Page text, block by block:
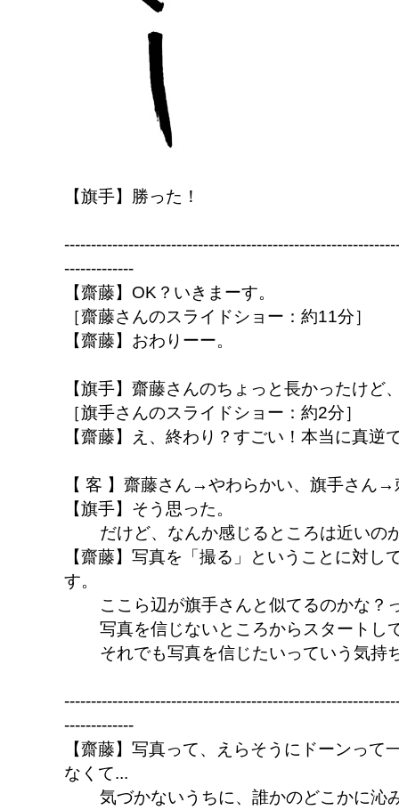
【旗手】勝った！
-------------
【齋藤】OK？いきまーす。
［齋藤さんのスライドショー：約11分］
【齋藤】おわりーー。
【旗手】齋藤さんのちょっと長かったけど
［旗手さんのスライドショー：約2分］
【齋藤】え、終わり？すごい！本当に真逆
【 客 】齋藤さん→やわらかい、旗手さん→
【旗手】そう思った。
だけど、なんか感じるところは近いの
【齋藤】写真を「撮る」ということに対し
す。
ここら辺が旗手さんと似てるのかな？
写真を信じないところからスタートし
それでも写真を信じたいっていう気持
-------------
【齋藤】写真って、えらそうにドーンって
なくて...
気づかないうちに、誰かのどこかに沁